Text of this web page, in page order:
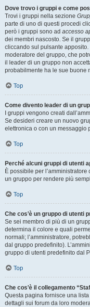
Dove trovo i gruppi e come
Trovi i gruppi nella sezione
parte di uno di questi procedi
però i gruppi sono ad accesso
dei membri nascosto. Se il
cliccando sul pulsante apposito.
moderatore del gruppo, che
il leader di un gruppo non
probabilmente ha le sue buone
Top
Come divento leader di un
I gruppi vengono creati
Se desideri creare un nuovo
elettronica o con un messaggio
Top
Perché alcuni gruppi di utenti
È possibile per
un gruppo per rendere più
Top
Che cos’è un gruppo di utenti
Se sei membro di più di un
determina il colore e quali
normali; l’amministratore,
dal gruppo predefinito).
gruppo di utenti predefinito dal
Top
Che cos’è il collegamento
Questa pagina fornisce una
dettagli sui forum da loro